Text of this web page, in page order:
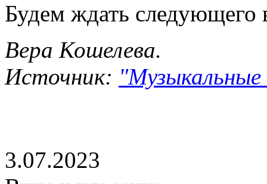
Будем ждать следующего
Вера Кошелева.
Источник: "Музыкальные
3.07.2023